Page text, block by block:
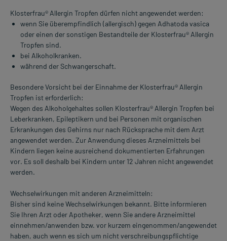
Klosterfrau® Allergin Tropfen dürfen nicht angewendet werden:
wenn Sie überempfindlich (allergisch) gegen Adhatoda vasica
oder einen der sonstigen Bestandteile der Klosterfrau® Allergin
Tropfen sind.
bei Alkoholkranken.
während der Schwangerschaft.
Besondere Vorsicht bei der Einnahme der Klosterfrau® Allergin
Tropfen ist erforderlich:
Wegen des Alkoholgehaltes sollen Klosterfrau® Allergin Tropfen bei
Leberkranken, Epileptikern und bei Personen mit organischen
Erkrankungen des Gehirns nur nach Rücksprache mit dem Arzt
angewendet werden. Zur Anwendung dieses Arzneimittels bei
Kindern liegen keine ausreichend dokumentierten Erfahrungen
vor. Es soll deshalb bei Kindern unter 12 Jahren nicht angewendet
werden.
Wechselwirkungen mit anderen Arzneimitteln:
Bisher sind keine Wechselwirkungen bekannt. Bitte informieren
Sie Ihren Arzt oder Apotheker, wenn Sie andere Arzneimittel
einnehmen/anwenden bzw. vor kurzem eingenommen/angewendet
haben, auch wenn es sich um nicht verschreibungspflichtige